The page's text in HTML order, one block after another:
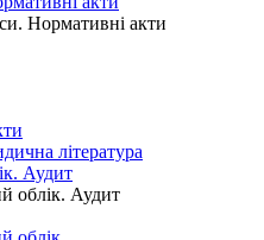
Нормативні акти
література
Аудит
облік. Аудит